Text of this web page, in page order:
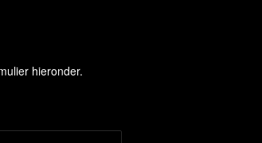
hieronder.